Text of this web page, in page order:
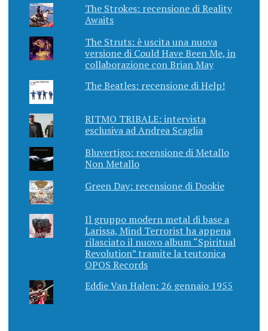
The Strokes: recensione di Reality
Awaits
The Struts: è uscita una nuova
versione di Could Have Been Me, in
collaborazione con Brian May
The Beatles: recensione di Help!
RITMO TRIBALE: intervista
esclusiva ad Andrea Scaglia
Bluvertigo: recensione di Metallo
Non Metallo
Green Day: recensione di Dookie
Il gruppo modern metal di base a
Larissa, Mind Terrorist ha appena
rilasciato il nuovo album “Spiritual
Revolution” tramite la teutonica
OPOS Records
Eddie Van Halen: 26 gennaio 1955